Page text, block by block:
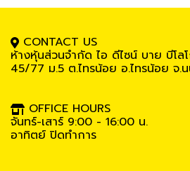
CONTACT US
ห้างหุ้นส่วนจำกัด ไอ ดีไซน์ บาย บีโล
45/77 ม.5 ต.ไทรน้อย อ.ไทรน้อย จ.
OFFICE HOURS
จันทร์-เสาร์ 9:00 - 16:00 น.
อาทิตย์ ปิดทำการ